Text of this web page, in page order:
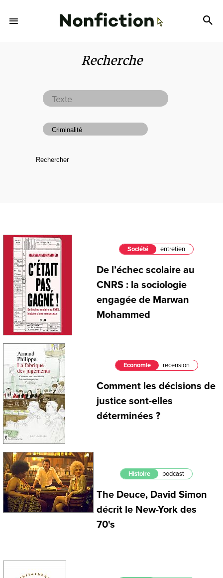
Recherche
Société entretien
De l’échec scolaire au
CNRS : la sociologie
engagée de Marwan
Mohammed
Economie recension
Comment les décisions de
justice sont-elles
déterminées ?
Histoire podcast
The Deuce, David Simon
décrit le New-York des
70's